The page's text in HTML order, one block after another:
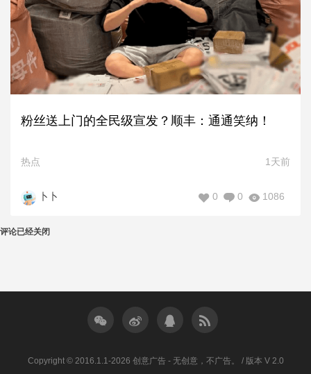
粉丝送上门的全民级宣发？顺丰：通通笑纳！
热点 1天前
卜卜 1086
0
0
评论已经关闭
Copyright © 2016.1.1-2026 创意广告 - 无创意，不广告。 / 版本 V 2.0